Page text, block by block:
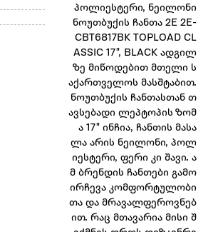
პოლიესტერი, ნეილონი
ნოუთბუქის ჩანთა 2E 2E-
CBT6817BK TOPLOAD CL
ASSIC 17", BLACK ადგილ
ზე მიწოდებით მთელი ს
აქართველოს მასშტაბით.
ნოუთბუქის ჩანთასთან თ
ავსებადი ლეპტოპის ზომ
ა 17" ინჩია, ჩანთის მასა
ლა არის ნეილონი, პოლ
იესტერი, ფერი კი შავი. ა
მ ბრენდის ჩანთები გამო
ირჩევა კომფორტულობი
თა და მრავალფეროვნებ
ით. რაც მთავარია მისი შ